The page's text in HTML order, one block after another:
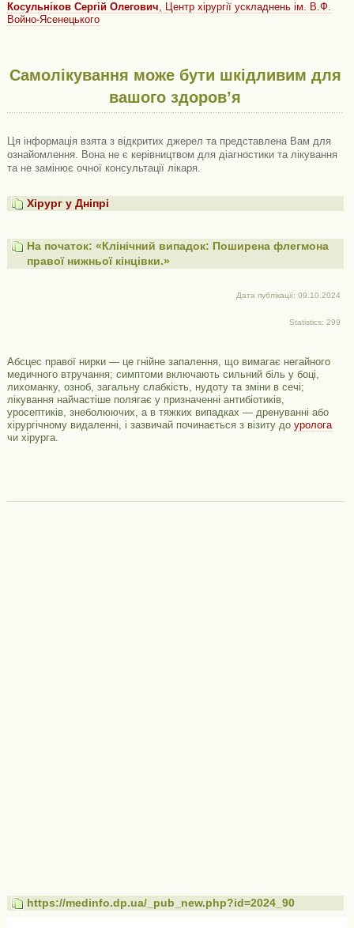
Косульніков Сергій Олегович, Центр хірургії ускладнень ім. В.Ф.
Войно-Ясенецького
Самолікування може бути шкідливим для
вашого здоров’я
Ця інформація взята з відкритих джерел та представлена ​​Вам для
ознайомлення. Вона не є керівництвом для діагностики та лікування
та не замінює очної консультації лікаря.
Хірург у Дніпрі
На початок: «Клінічний випадок: Поширена флегмона
правої нижньої кінцівки.»
Дата публікації: 09.10.2024
Statistics: 299
Абсцес правої нирки — це гнійне запалення, що вимагає негайного
медичного втручання; симптоми включають сильний біль у боці,
лихоманку, озноб, загальну слабкість, нудоту та зміни в сечі;
лікування найчастіше полягає у призначенні антибіотиків,
уросептиків, знеболюючих, а в тяжких випадках — дренуванні або
хірургічному видаленні, і зазвичай починається з візиту до уролога
чи хірурга.
https://medinfo.dp.ua/_pub_new.php?id=2024_90